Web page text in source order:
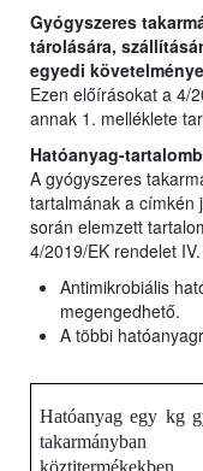
Gyógyszeres
tárolására,
egyedi
Ezen előírásokat a 4/
annak 1. melléklete
Hatóanyag-
A gyógyszeres
tartalmának a címkén
során elemzett
4/2019/EK rendelet
Antimikrobiális
megengedhető.
A többi
Hatóanyag egy kg